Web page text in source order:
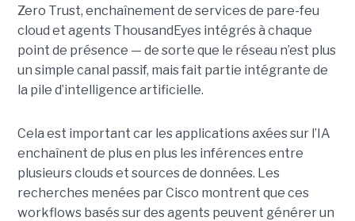
Zero Trust, enchaînement de services de pare-feu
cloud et agents ThousandEyes intégrés à chaque
point de présence — de sorte que le réseau n’est plus
un simple canal passif, mais fait partie intégrante de
la pile d’intelligence artificielle.
Cela est important car les applications axées sur l’IA
enchaînent de plus en plus les inférences entre
plusieurs clouds et sources de données. Les
recherches menées par Cisco montrent que ces
workflows basés sur des agents peuvent générer un